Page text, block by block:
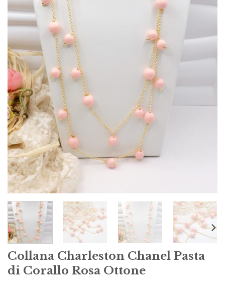
Collana Charleston Chanel Pasta
di Corallo Rosa Ottone